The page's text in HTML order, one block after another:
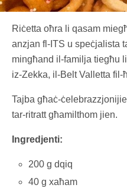
Riċetta oħra li qasam
anzjan fl-ITS u speċjalista
mingħand il-familja tiegħu
iz-Zekka, il-Belt Valletta fil-
Tajba għaċ-
tar-ritratt għamilthom jien.
Ingredjenti:
200 g dqiq
40 g xaħam